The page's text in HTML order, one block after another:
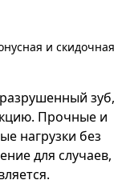
и скидочная
зуб,
Прочные и
нагрузки без
для случаев,